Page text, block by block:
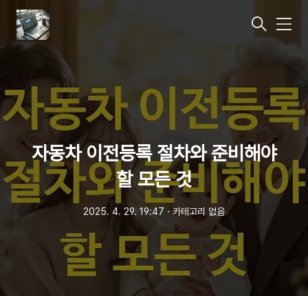
메
뉴
자동차 이전등록 절차와 준비해야
할 모든 것
2025. 4. 29. 19:47 ㆍ 카테고리 없음